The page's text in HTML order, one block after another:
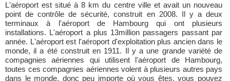
L'aéroport est situé à 8 km du centre ville et avait un nouveau
point de contrôle de sécurité, construit en 2008. Il y a deux
terminaux à l'aéroport de Hambourg qui ont plusieurs
installations. L'aéroport a plus 13million passagers passant par
année. L'aéroport est l'aéroport d'exploitation plus ancien dans le
monde, il a été construit en 1911. Il y a une grande variété de
compagnies aériennes qui utilisent l'aéroport de Hambourg,
toutes ces compagnies aériennes volent à plusieurs autres pays
dans le monde, donc peu importe où vous êtes, vous pouvez